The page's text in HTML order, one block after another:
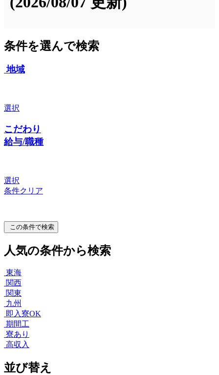
条件を選んで検索
地域
選択
こだわり
給与/職種
選択
条件クリア
この条件で検索
人気の条件から検索
東海
関西
関東
九州
即入寮OK
期間工
寮あり
高収入
並び替え